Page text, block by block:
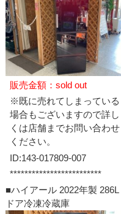
販売金額：sold out
※既に売れてしまっている
場合もございますので詳し
くは店舗までお問い合わせ
ください。
ID:143-017809-007
*************************
■ハイアール 2022年製 286L
ドア冷凍冷蔵庫